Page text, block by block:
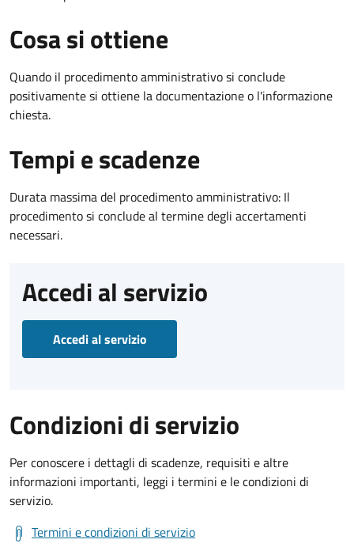
Cosa si ottiene
Quando il procedimento amministrativo si conclude
positivamente si ottiene la documentazione o l'informazione
chiesta.
Tempi e scadenze
Durata massima del procedimento amministrativo: Il
procedimento si conclude al termine degli accertamenti
necessari.
Accedi al servizio
Accedi al servizio
Condizioni di servizio
Per conoscere i dettagli di scadenze, requisiti e altre
informazioni importanti, leggi i termini e le condizioni di
servizio.
Termini e condizioni di servizio